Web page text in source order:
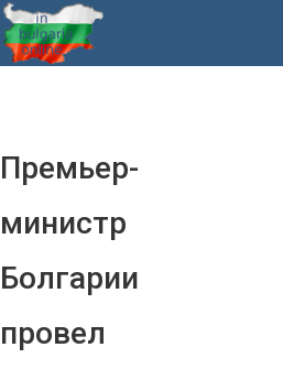
Премьер-
министр
Болгарии
провел